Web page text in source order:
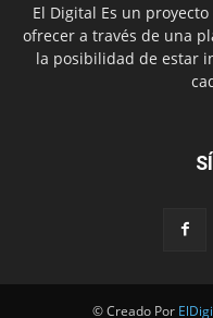
El Digital Es un
ofrecer a través de una
la posibilidad de estar
© Creado Por